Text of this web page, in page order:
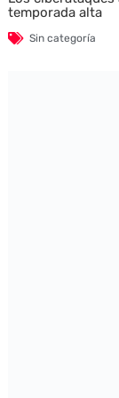
temporada alta
Sin categoría